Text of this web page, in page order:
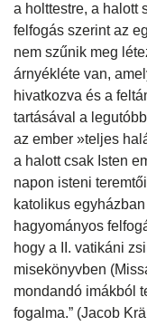
a holttestre, a halott
felfogás szerint az
nem szűnik meg
árnyékléte van,
hivatkozva és a
tartásával a
az ember »teljes
a halott csak Isten
napon isteni
katolikus
hagyományos
hogy a II. vatikáni
misekönyvben
mondandó imákból
fogalma.” (Jacob